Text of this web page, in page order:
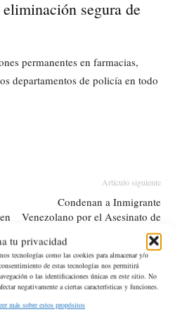
tu privacidad
tecnologías como las cookies para almacenar y/o
de estas tecnologías nos permitirá
o las identificaciones únicas en este sitio. No
negativamente a ciertas características y funciones.
más sobre estos propósitos
segura de
permanentes en farmacias,
departamentos de policía en todo
Artículo siguiente
Condenan a Inmigrante
Venezolano por el Asesinato de
Laken Riley en el Campus de
Georgia
del autor